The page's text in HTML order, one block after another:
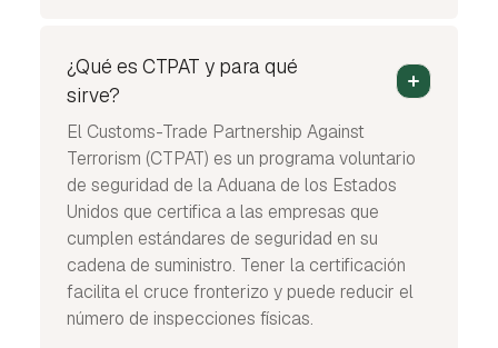
¿Qué es CTPAT y para qué
sirve?
El Customs-Trade Partnership Against
Terrorism (CTPAT) es un programa voluntario
de seguridad de la Aduana de los Estados
Unidos que certifica a las empresas que
cumplen estándares de seguridad en su
cadena de suministro. Tener la certificación
facilita el cruce fronterizo y puede reducir el
número de inspecciones físicas.